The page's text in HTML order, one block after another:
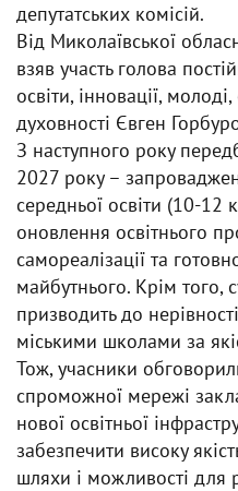
депутатських комісій.
Від Миколаївської
взяв участь голова
освіти, інновації,
духовності Євген
З наступного року
2027 року –
середньої освіти (10-
оновлення освітнього
самореалізації та
майбутнього. Крім того,
призводить до
міськими школами за
Тож, учасники
спроможної мережі
нової освітньої
забезпечити високу
шляхи і можливості для